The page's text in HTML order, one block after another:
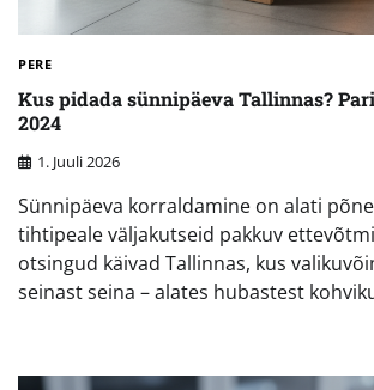
PERE
Kus pidada sünnipäeva Tallinnas?
2024
1. Juuli 2026
Sünnipäeva korraldamine on alati
tihtipeale väljakutseid pakkuv
otsingud käivad Tallinnas, kus
seinast seina – alates hubastest